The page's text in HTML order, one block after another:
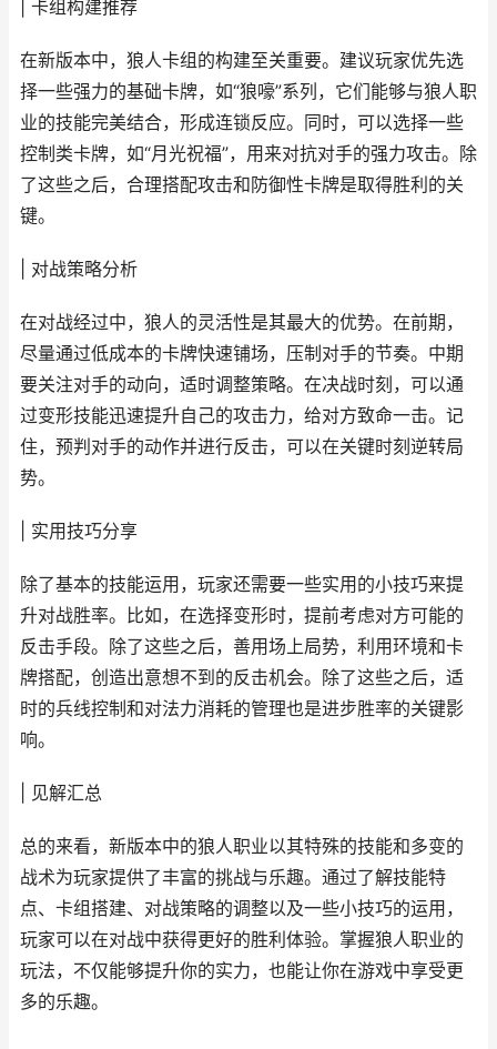
| 卡组构建推荐
在新版本中，狼人卡组的构建至关重要。建议玩家优先选
择一些强力的基础卡牌，如“狼嚎”系列，它们能够与狼人职
业的技能完美结合，形成连锁反应。同时，可以选择一些
控制类卡牌，如“月光祝福”，用来对抗对手的强力攻击。除
了这些之后，合理搭配攻击和防御性卡牌是取得胜利的关
键。
| 对战策略分析
在对战经过中，狼人的灵活性是其最大的优势。在前期，
尽量通过低成本的卡牌快速铺场，压制对手的节奏。中期
要关注对手的动向，适时调整策略。在决战时刻，可以通
过变形技能迅速提升自己的攻击力，给对方致命一击。记
住，预判对手的动作并进行反击，可以在关键时刻逆转局
势。
| 实用技巧分享
除了基本的技能运用，玩家还需要一些实用的小技巧来提
升对战胜率。比如，在选择变形时，提前考虑对方可能的
反击手段。除了这些之后，善用场上局势，利用环境和卡
牌搭配，创造出意想不到的反击机会。除了这些之后，适
时的兵线控制和对法力消耗的管理也是进步胜率的关键影
响。
| 见解汇总
总的来看，新版本中的狼人职业以其特殊的技能和多变的
战术为玩家提供了丰富的挑战与乐趣。通过了解技能特
点、卡组搭建、对战策略的调整以及一些小技巧的运用，
玩家可以在对战中获得更好的胜利体验。掌握狼人职业的
玩法，不仅能够提升你的实力，也能让你在游戏中享受更
多的乐趣。